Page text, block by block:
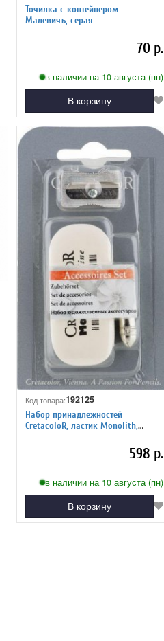
Точилка с контейнером
Малевичъ, серая
70 р.
в наличии на 10 августа (пн)
В корзину
Код товара:192125
Набор принадлежностей
CretacoloR, ластик Monolith,
металлический колпачок для598 р.
в наличии на 10 августа (пн)
В корзину